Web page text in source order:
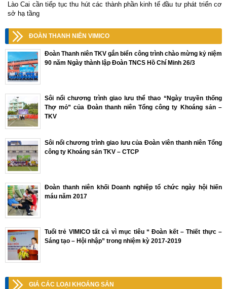
Lào Cai cần tiếp tục thu hút các thành phần kinh tế đầu tư phát triển cơ
sở hạ tầng
ĐOÀN THANH NIÊN VIMICO
Đoàn Thanh niên TKV gắn biển công trình chào mừng kỷ niệm
90 năm Ngày thành lập Đoàn TNCS Hồ Chí Minh 26/3
Sôi nổi chương trình giao lưu thể thao “Ngày truyền thống
Thợ mỏ” của Đoàn thanh niên Tổng công ty Khoáng sản –
TKV
Sôi nổi chương trình giao lưu của Đoàn viên thanh niên Tổng
công ty Khoáng sản TKV – CTCP
Đoàn thanh niên khối Doanh nghiệp tổ chức ngày hội hiến
máu năm 2017
Tuổi trẻ VIMICO tất cả vì mục tiêu “ Đoàn kết – Thiết thực –
Sáng tạo – Hội nhập” trong nhiệm kỳ 2017-2019
GIÁ CÁC LOẠI KHOÁNG SẢN